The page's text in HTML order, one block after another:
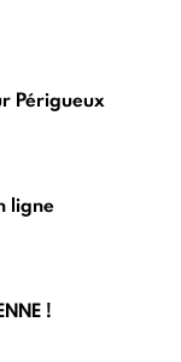
Périgueux
ligne
!